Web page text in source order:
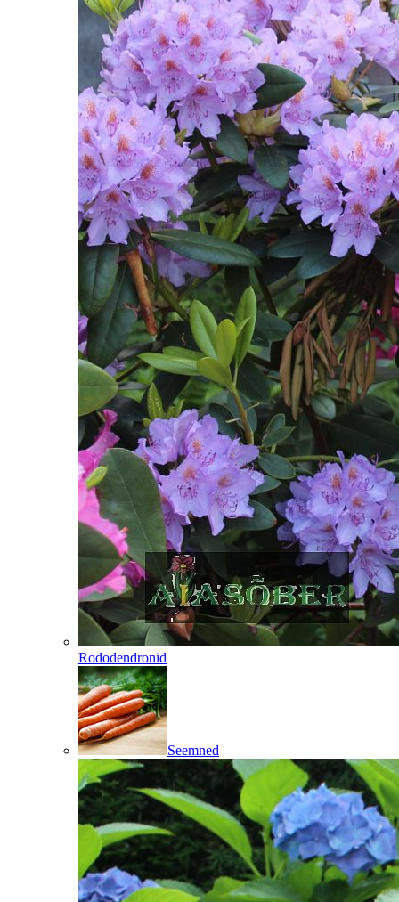
Rododendronid
Seemned